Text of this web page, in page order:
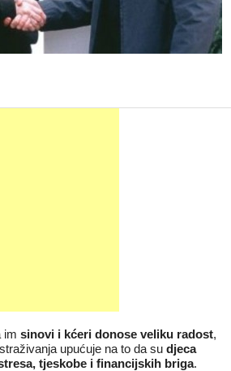
im sinovi i kćeri donose veliku radost,
upućuje na to da su djeca
tjeskobe i financijskih briga.